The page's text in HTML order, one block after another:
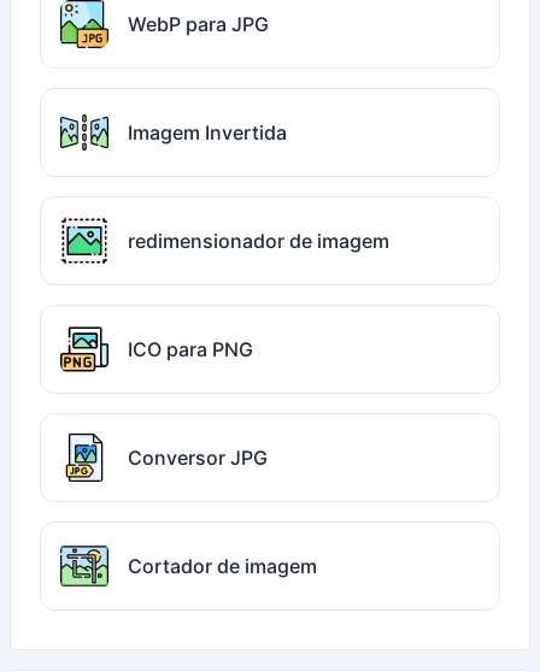
WebP para JPG
Imagem Invertida
redimensionador de imagem
ICO para PNG
Conversor JPG
Cortador de imagem